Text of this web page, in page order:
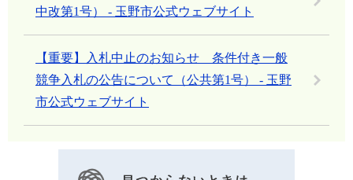
中改第1号） - 玉野市公式ウェブサイト
【重要】入札中止のお知らせ 条件付き一般
競争入札の公告について（公共第1号） - 玉野
市公式ウェブサイト